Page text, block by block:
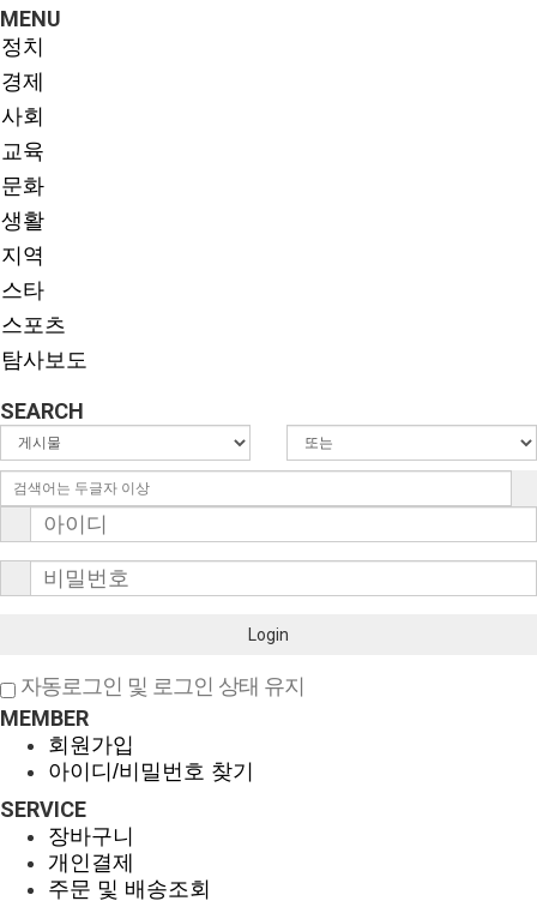
MENU
정치
경제
사회
교육
문화
생활
지역
스타
스포츠
탐사보도
SEARCH
Login
자동로그인 및 로그인 상태 유지
MEMBER
회원가입
아이디/비밀번호 찾기
SERVICE
장바구니
개인결제
주문 및 배송조회